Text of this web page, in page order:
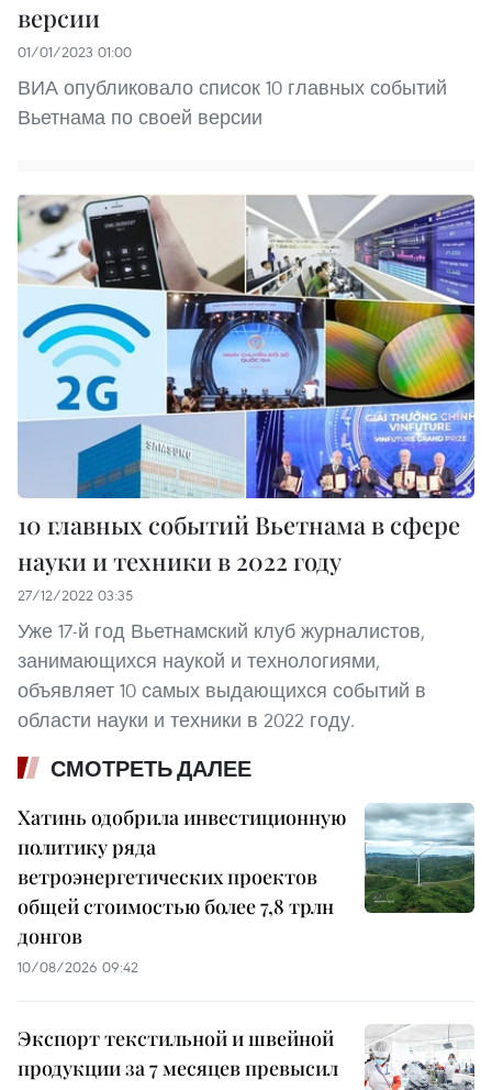
версии
01/01/2023 01:00
ВИА опубликовало список 10 главных событий
Вьетнама по своей версии
10 главных событий Вьетнама в сфере
науки и техники в 2022 году
27/12/2022 03:35
Уже 17-й год Вьетнамский клуб журналистов,
занимающихся наукой и технологиями,
объявляет 10 самых выдающихся событий в
области науки и техники в 2022 году.
СМОТРЕТЬ ДАЛЕЕ
Хатинь одобрила инвестиционную
политику ряда
ветроэнергетических проектов
общей стоимостью более 7,8 трлн
донгов
10/08/2026 09:42
Экспорт текстильной и швейной
продукции за 7 месяцев превысил